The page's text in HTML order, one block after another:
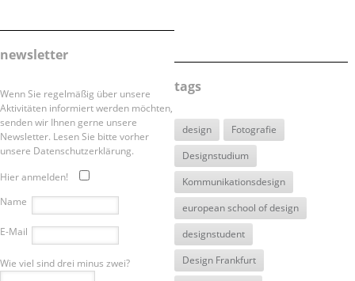
newsletter
Wenn Sie regelmäßig über unsere
Aktivitäten informiert werden möchten,
senden wir Ihnen gerne unsere
Newsletter. Lesen Sie bitte vorher
unsere Datenschutzerklärung.
Hier anmelden!
Name
E-Mail
Wie viel sind drei minus zwei?
tags
design
Fotografie
Designstudium
Kommunikationsdesign
european school of design
designstudent
Design Frankfurt